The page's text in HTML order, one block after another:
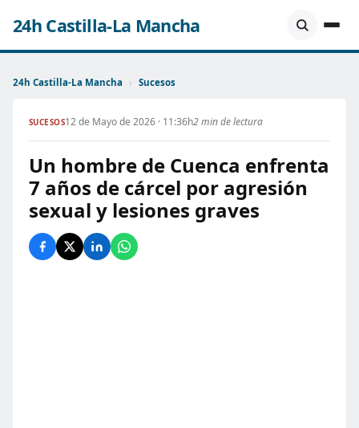
24h Castilla-La Mancha
24h Castilla-La Mancha › Sucesos
SUCESOS12 de Mayo de 2026 · 11:36h2 min de lectura
Un hombre de Cuenca enfrenta
7 años de cárcel por agresión
sexual y lesiones graves